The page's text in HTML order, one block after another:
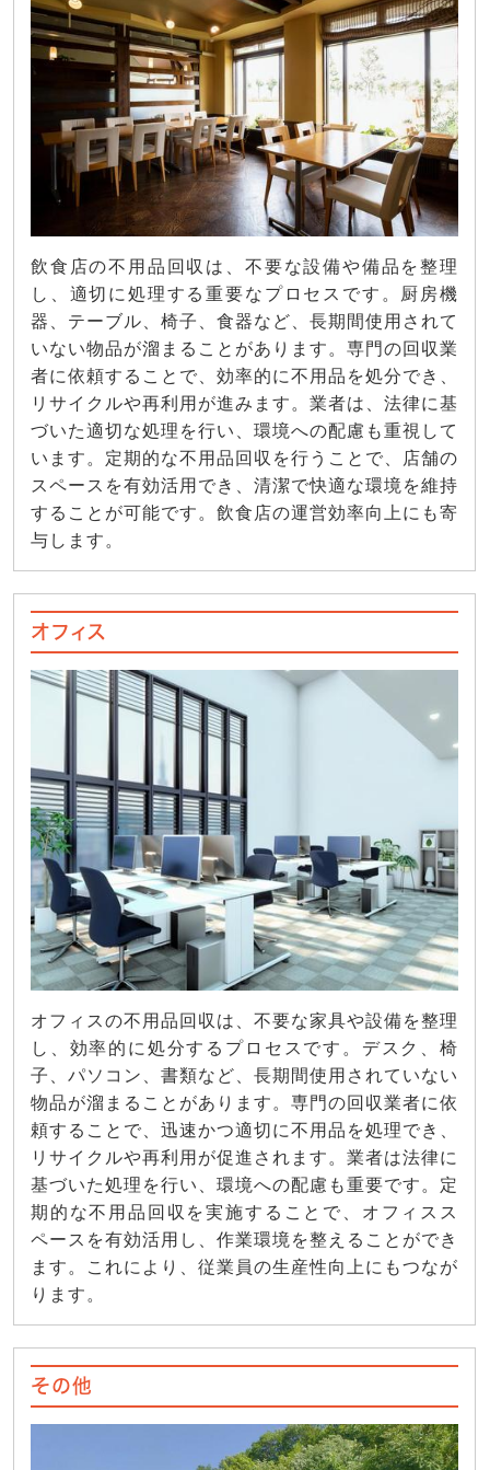
飲食店の不用品回収は、不要な設備や備品を整理
し、適切に処理する重要なプロセスです。厨房機
器、テーブル、椅子、食器など、長期間使用されて
いない物品が溜まることがあります。専門の回収業
者に依頼することで、効率的に不用品を処分でき、
リサイクルや再利用が進みます。業者は、法律に基
づいた適切な処理を行い、環境への配慮も重視して
います。定期的な不用品回収を行うことで、店舗の
スペースを有効活用でき、清潔で快適な環境を維持
することが可能です。飲食店の運営効率向上にも寄
与します。
オフィス
オフィスの不用品回収は、不要な家具や設備を整理
し、効率的に処分するプロセスです。デスク、椅
子、パソコン、書類など、長期間使用されていない
物品が溜まることがあります。専門の回収業者に依
頼することで、迅速かつ適切に不用品を処理でき、
リサイクルや再利用が促進されます。業者は法律に
基づいた処理を行い、環境への配慮も重要です。定
期的な不用品回収を実施することで、オフィスス
ペースを有効活用し、作業環境を整えることができ
ます。これにより、従業員の生産性向上にもつなが
ります。
その他